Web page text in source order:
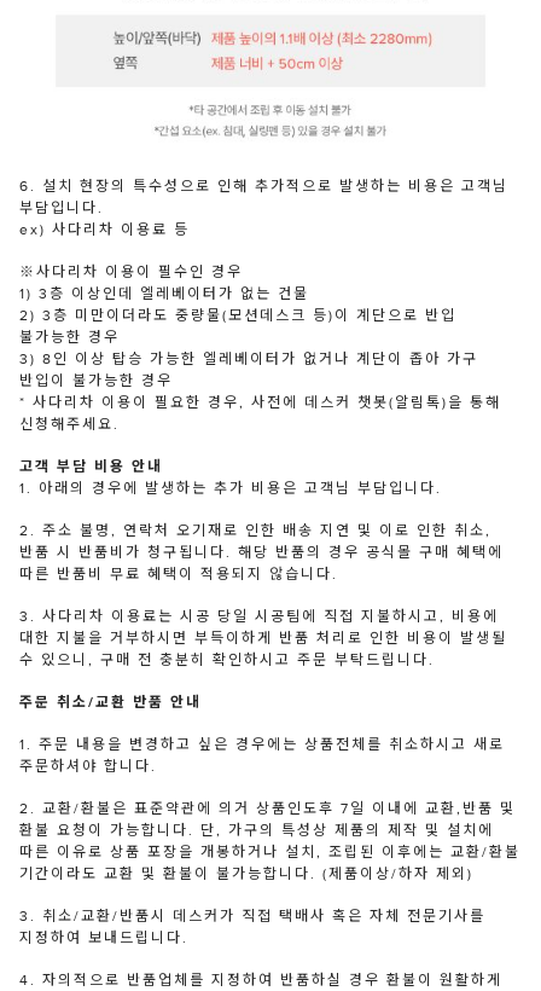
6. 설치 현장의 특수성으로 인해 추가적으로 발생하는 비용은 고객님
부담입니다.
ex) 사다리차 이용료 등
※사다리차 이용이 필수인 경우
1) 3층 이상인데 엘레베이터가 없는 건물
2) 3층 미만이더라도 중량물(모션데스크 등)이 계단으로 반입
불가능한 경우
3) 8인 이상 탑승 가능한 엘레베이터가 없거나 계단이 좁아 가구
반입이 불가능한 경우
* 사다리차 이용이 필요한 경우, 사전에 데스커 챗봇(알림톡)을 통해
신청해주세요.
고객 부담 비용 안내
1. 아래의 경우에 발생하는 추가 비용은 고객님 부담입니다.
2. 주소 불명, 연락처 오기재로 인한 배송 지연 및 이로 인한 취소,
반품 시 반품비가 청구됩니다. 해당 반품의 경우 공식몰 구매 혜택에
따른 반품비 무료 혜택이 적용되지 않습니다.
3. 사다리차 이용료는 시공 당일 시공팀에 직접 지불하시고, 비용에
대한 지불을 거부하시면 부득이하게 반품 처리로 인한 비용이 발생될
수 있으니, 구매 전 충분히 확인하시고 주문 부탁드립니다.
주문 취소/교환 반품 안내
1. 주문 내용을 변경하고 싶은 경우에는 상품전체를 취소하시고 새로
주문하셔야 합니다.
2. 교환/환불은 표준약관에 의거 상품인도후 7일 이내에 교환,반품 및
환불 요청이 가능합니다. 단, 가구의 특성상 제품의 제작 및 설치에
따른 이유로 상품 포장을 개봉하거나 설치, 조립된 이후에는 교환/환불
기간이라도 교환 및 환불이 불가능합니다. (제품이상/하자 제외)
3. 취소/교환/반품시 데스커가 직접 택배사 혹은 자체 전문기사를
지정하여 보내드립니다.
4. 자의적으로 반품업체를 지정하여 반품하실 경우 환불이 원활하게